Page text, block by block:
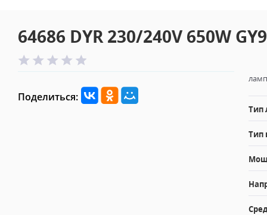
64686 DYR 230/240V 650W
Поделиться:
Тип
Тип